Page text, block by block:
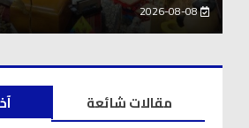
2026-08-06
مقالات شائعة